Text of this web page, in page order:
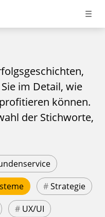
im Detail, wie
können.
der Stichworte,
#Strategie
# UX/UI